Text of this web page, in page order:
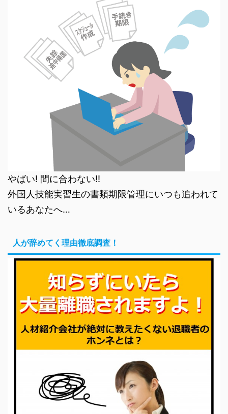
やばい! 間に合わない!!
外国人技能実習生の書類期限管理にいつも追われて
いるあなたへ…
人が辞めてく理由徹底調査！